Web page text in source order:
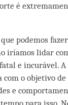
é
podemos
iríamos lidar
e incurável.
com o objetivo
e
para isso.